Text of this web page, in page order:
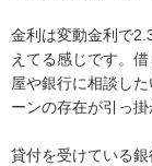
金利は変動金利で
えてる感じです。
屋や銀行に相談し
ーンの存在が引っ
貸付を受けている